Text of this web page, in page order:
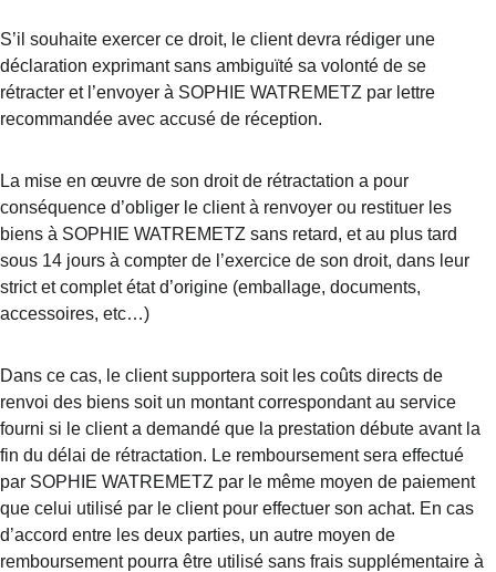
S’il souhaite exercer ce droit, le client devra rédiger une
déclaration exprimant sans ambiguïté sa volonté de se
rétracter et l’envoyer à SOPHIE WATREMETZ par lettre
recommandée avec accusé de réception.
La mise en œuvre de son droit de rétractation a pour
conséquence d’obliger le client à renvoyer ou restituer les
biens à SOPHIE WATREMETZ sans retard, et au plus tard
sous 14 jours à compter de l’exercice de son droit, dans leur
strict et complet état d’origine (emballage, documents,
accessoires, etc…)
Dans ce cas, le client supportera soit les coûts directs de
renvoi des biens soit un montant correspondant au service
fourni si le client a demandé que la prestation débute avant la
fin du délai de rétractation. Le remboursement sera effectué
par SOPHIE WATREMETZ par le même moyen de paiement
que celui utilisé par le client pour effectuer son achat. En cas
d’accord entre les deux parties, un autre moyen de
remboursement pourra être utilisé sans frais supplémentaire à